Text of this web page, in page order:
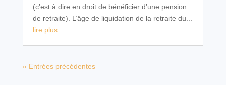
(c’est à dire en droit de bénéficier d’une pension
de retraite). L’âge de liquidation de la retraite du...
lire plus
« Entrées précédentes